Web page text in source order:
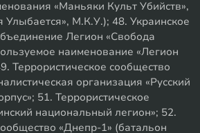
«Маньяки Культ Убийств»,
М.К.У.); 48. Украинское
Легион «Свобода
наименование «Легион
Террористическое сообщество
организация «Русский
51. Террористическое
национальный легион»; 52.
«Днепр-1» (батальон